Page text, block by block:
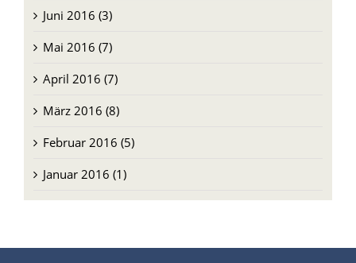
Mai 2016 (7)
April 2016 (7)
März 2016 (8)
Februar 2016 (5)
Januar 2016 (1)
KONTAKT